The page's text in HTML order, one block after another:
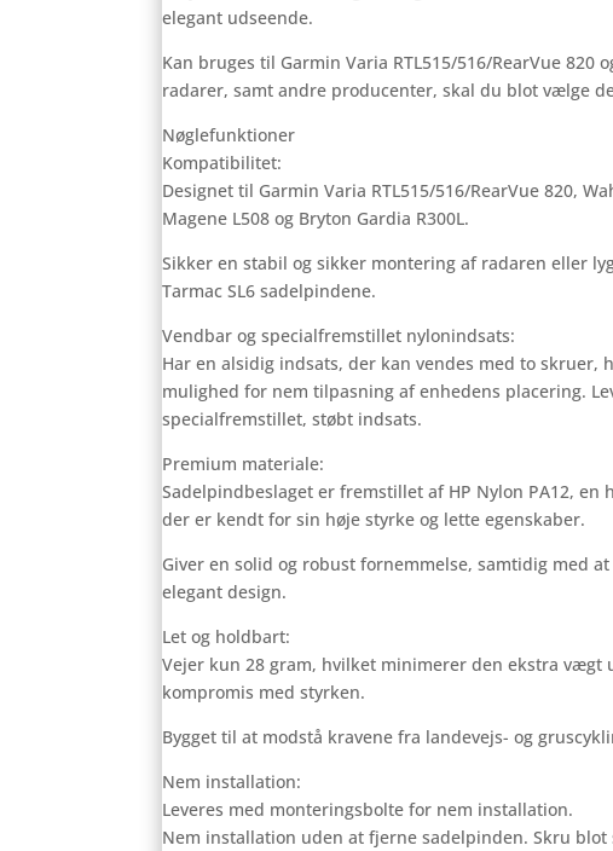
elegant udseende.
Kan bruges til Garmin Varia RTL515/516/RearVue 820
radarer, samt andre producenter, skal du blot vælge
Nøglefunktioner
Kompatibilitet:
Designet til Garmin Varia RTL515/516/RearVue 820,
Magene L508 og Bryton Gardia R300L.
Sikker en stabil og sikker montering af radaren eller
Tarmac SL6 sadelpindene.
Vendbar og specialfremstillet nylonindsats:
Har en alsidig indsats, der kan vendes med to skruer,
mulighed for nem tilpasning af enhedens placering.
specialfremstillet, støbt indsats.
Premium materiale:
Sadelpindbeslaget er fremstillet af HP Nylon PA12, en
der er kendt for sin høje styrke og lette egenskaber.
Giver en solid og robust fornemmelse, samtidig med
elegant design.
Let og holdbart:
Vejer kun 28 gram, hvilket minimerer den ekstra vægt
kompromis med styrken.
Bygget til at modstå kravene fra landevejs- og
Nem installation:
Leveres med monteringsbolte for nem installation.
Nem installation uden at fjerne sadelpinden. Skru blot